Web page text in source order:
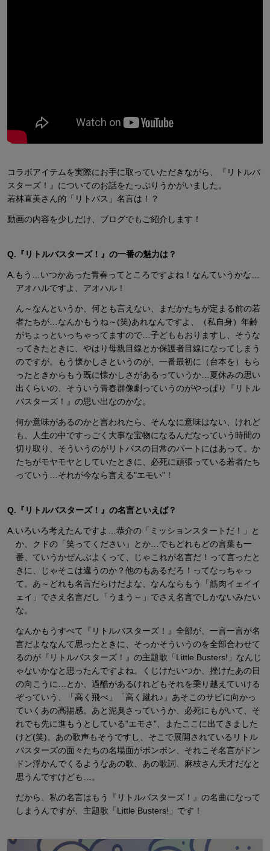
コラボアイテムを実際にお手に取っていただきながら、『リトルバ
スターズ！』についてのお話をたっぷりうかがいました。
若林直美さん的「リトバス」名言は！？
動画の内容を少しだけ、ブログでもご紹介します！
Q.『リトルバスターズ！』の一番の魅力は？
A.もう…いつかあった青春ってところですよね！なんていうかな…
アオハルですよ、アオハル！
ん～なんというか、何とも言えない、まだかたちが定まる前の若
者たちが…なんかもうね～(笑)あれなんですよ、（私自身）年齢
がちょっといっちゃってますので…子どももおりますし、そうな
ってきたときに、やはり母親目線とか保護者目線になってしまう
のですが。もう懐かしさというのが、一番最初に（台本を）もら
ったときからもう既に懐かしさがあるっていうか…夏休みの思い
出くらいの、そういう青春群像劇っていうのがやっぱり『リトル
バスターズ！』の思い出なのかな。
何か意味があるのかと言われたら、そんなに意味はない、けれど
も、人生の中ですっごく大事な宝物になるんだなっていう時間の
切り取り、そういうのがリトバスの日常のパートにはあって。か
たちがモヤモヤとしていたときに、必死に頑張っている若者たち
っていう…それが今なら言える"エモい"！
Q.『リトルバスターズ！』の名言といえば？
A.いろいろ考えたんですよ…恭介の「ミッションスタートだ！」と
か、クドの「笑ってください」とか…でもどれもどの言葉も一
番、ていうかぜんぶよくって、じゃこれが名言だ！って言ったと
きに、じゃそこは違うのか？他のもあるだろ！ってなっちゃっ
て。あ～どれも名言だらけだよな、なんならもう「筋肉イェイイ
ェイ」でさえ名言だし「うまう～」でさえ名言でしかないみたい
な。
なんかもうすべて『リトルバスターズ！』全部が、一言一言が名
言だよななんて思ったときに、そっかそういうのを全部合わせて
るのが『リトルバスターズ！』の主題歌「Little Busters!」なんじ
ゃないかなと思ったんですよね。くじけたいつか、挫けたあの日
の向こうに…とか、過酷があるけれどもそれを乗り越えていける
ぞっていう、「高く飛べ」「高く蹴れ♪」あそこのサビに向かっ
ていくあの高揚感。あと泥臭さっていうか、必死にもがいて、そ
れでも先に進もうとしている"エモさ"、またここに出てきました
けど(笑)。あの歌声もそうですし、そこで展開されているリトル
バスターズの面々たちの名場面がボンボン、それこそ名言がドン
ドン浮かんでくるようなあの歌、あの歌詞、麻枝さん天才だなと
思うんですけども…。
だから、私の名言はもう『リトルバスターズ！』の名曲になって
しまうんですが、主題歌「Little Busters!」です！